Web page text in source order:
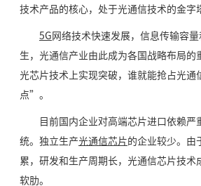
技术产品的核心，处于光通信技术的金字
5G 网络技术快速发展，信息传输容
生，光通信产业由此成为各国战略布局的
光芯片技术上实现突破，谁就能抢占光
点”。
目前国内企业对高端芯片进口依赖严
统。独立生产光通信芯片的企业较少。由
累，研发和生产周期长，光通信芯片技术
软肋。